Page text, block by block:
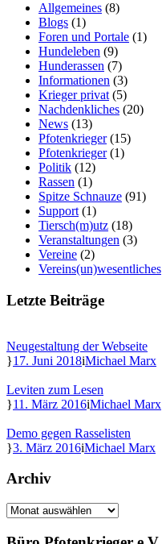
Allgemeines (8)
Blogs (1)
Foren und Portale (1)
Hundeleben (9)
Hunderassen (7)
Informationen (3)
Krieger privat (5)
Nachdenkliches (20)
News (13)
Pfotenkrieger(15)
Pfotenkrieger(1)
Politik (12)
Rassen (1)
Spitze Schnauze (91)
Support (1)
Tiersch(m)utz (18)
Veranstaltungen (3)
Vereine (2)
Vereins(un)wesentliches
Letzte Beiträge
Neugestaltung der Webseite
17. Juni 2018 Michael Marx
Leviten zum Lesen
11. März 2016 Michael Marx
Demo gegen Rasselisten
3. März 2016 Michael Marx
Archiv
Archiv